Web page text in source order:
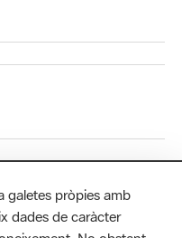
galetes pròpies amb
dades de caràcter